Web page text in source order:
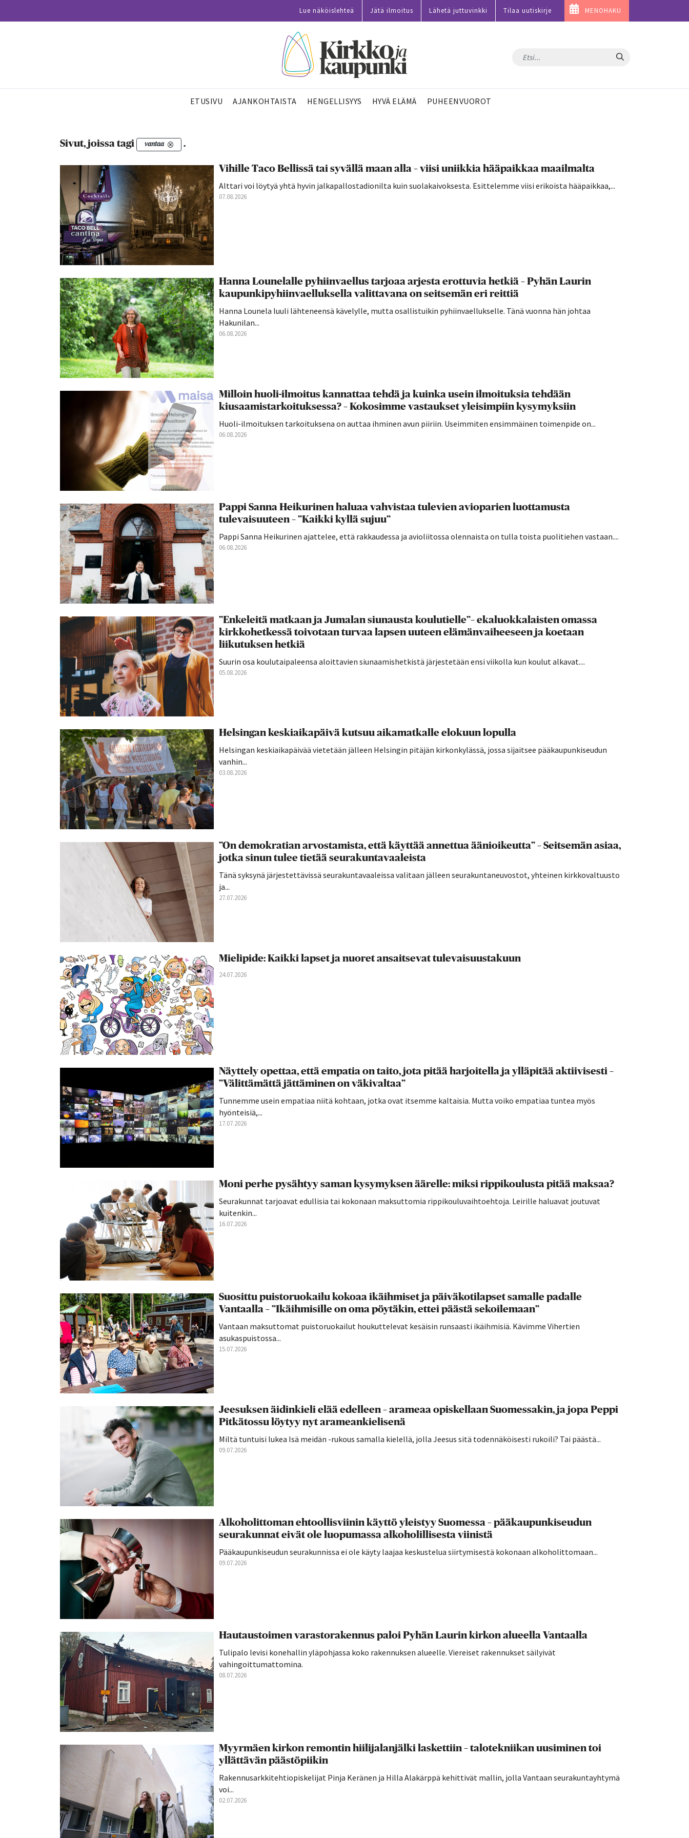
Lue näköislehteä Jätä ilmoitus Lähetä juttuvinkki Tilaa uutiskirje MENOHAKU
Hae
ETUSIVU AJANKOHTAISTA HENGELLISYYS HYVÄ ELÄMÄ PUHEENVUOROT
Sivut, joissa tagi vantaa .
Vihille Taco Bellissä tai syvällä maan alla – viisi uniikkia hääpaikkaa maailmalta
Alttari voi löytyä yhtä hyvin jalkapallostadionilta kuin suolakaivoksesta. Esittelemme viisi erikoista hääpaikkaa,...
07.08.2026
Hanna Lounelalle pyhiinvaellus tarjoaa arjesta erottuvia hetkiä – Pyhän Laurin
kaupunkipyhiinvaelluksella valittavana on seitsemän eri reittiä
Hanna Lounela luuli lähteneensä kävelylle, mutta osallistuikin pyhiinvaellukselle. Tänä vuonna hän johtaa
Hakunilan...
06.08.2026
Milloin huoli-ilmoitus kannattaa tehdä ja kuinka usein ilmoituksia tehdään
kiusaamistarkoituksessa? – Kokosimme vastaukset yleisimpiin kysymyksiin
Huoli-ilmoituksen tarkoituksena on auttaa ihminen avun piiriin. Useimmiten ensimmäinen toimenpide on...
06.08.2026
Pappi Sanna Heikurinen haluaa vahvistaa tulevien avioparien luottamusta
tulevaisuuteen – ”Kaikki kyllä sujuu”
Pappi Sanna Heikurinen ajattelee, että rakkaudessa ja avioliitossa olennaista on tulla toista puolitiehen vastaan....
06.08.2026
”Enkeleitä matkaan ja Jumalan siunausta koulutielle”– ekaluokkalaisten omassa
kirkkohetkessä toivotaan turvaa lapsen uuteen elämänvaiheeseen ja koetaan
liikutuksen hetkiä
Suurin osa koulutaipaleensa aloittavien siunaamishetkistä järjestetään ensi viikolla kun koulut alkavat....
05.08.2026
Helsingan keskiaikapäivä kutsuu aikamatkalle elokuun lopulla
Helsingan keskiaikapäivää vietetään jälleen Helsingin pitäjän kirkonkylässä, jossa sijaitsee pääkaupunkiseudun
vanhin...
03.08.2026
”On demokratian arvostamista, että käyttää annettua äänioikeutta” – Seitsemän asiaa,
jotka sinun tulee tietää seurakuntavaaleista
Tänä syksynä järjestettävissä seurakuntavaaleissa valitaan jälleen seurakuntaneuvostot, yhteinen kirkkovaltuusto
ja...
27.07.2026
Mielipide: Kaikki lapset ja nuoret ansaitsevat tulevaisuustakuun
24.07.2026
Näyttely opettaa, että empatia on taito, jota pitää harjoitella ja ylläpitää aktiivisesti –
”Välittämättä jättäminen on väkivaltaa”
Tunnemme usein empatiaa niitä kohtaan, jotka ovat itsemme kaltaisia. Mutta voiko empatiaa tuntea myös
hyönteisiä,...
17.07.2026
Moni perhe pysähtyy saman kysymyksen äärelle: miksi rippikoulusta pitää maksaa?
Seurakunnat tarjoavat edullisia tai kokonaan maksuttomia rippikouluvaihtoehtoja. Leirille haluavat joutuvat
kuitenkin...
16.07.2026
Suosittu puistoruokailu kokoaa ikäihmiset ja päiväkotilapset samalle padalle
Vantaalla – ”Ikäihmisille on oma pöytäkin, ettei päästä sekoilemaan”
Vantaan maksuttomat puistoruokailut houkuttelevat kesäisin runsaasti ikäihmisiä. Kävimme Vihertien
asukaspuistossa...
15.07.2026
Jeesuksen äidinkieli elää edelleen – arameaa opiskellaan Suomessakin, ja jopa Peppi
Pitkätossu löytyy nyt arameankielisenä
Miltä tuntuisi lukea Isä meidän -rukous samalla kielellä, jolla Jeesus sitä todennäköisesti rukoili? Tai päästä...
09.07.2026
Alkoholittoman ehtoollisviinin käyttö yleistyy Suomessa – pääkaupunkiseudun
seurakunnat eivät ole luopumassa alkoholillisesta viinistä
Pääkaupunkiseudun seurakunnissa ei ole käyty laajaa keskustelua siirtymisestä kokonaan alkoholittomaan...
09.07.2026
Hautaustoimen varastorakennus paloi Pyhän Laurin kirkon alueella Vantaalla
Tulipalo levisi konehallin yläpohjassa koko rakennuksen alueelle. Viereiset rakennukset säilyivät
vahingoittumattomina.
08.07.2026
Myyrmäen kirkon remontin hiilijalanjälki laskettiin – talotekniikan uusiminen toi
yllättävän päästöpiikin
Rakennusarkkitehtiopiskelijat Pinja Keränen ja Hilla Alakärppä kehittivät mallin, jolla Vantaan seurakuntayhtymä
voi...
02.07.2026